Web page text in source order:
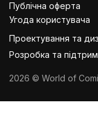
Публiчна оферта
Угода користувача
Проектування та
Розробка та
2026 © World of